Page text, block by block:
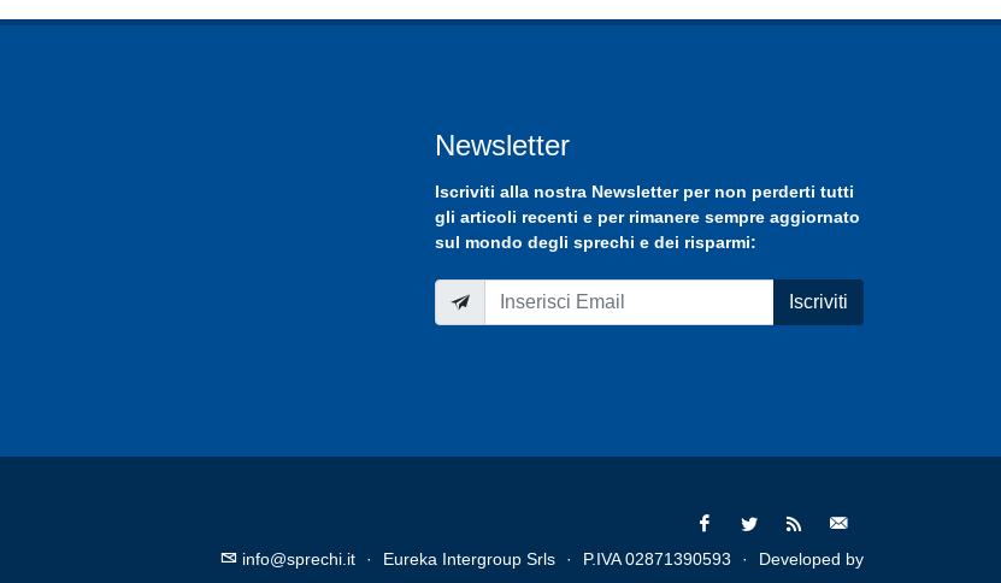
Newsletter
Iscriviti alla nostra Newsletterper non perderti tutti
gli articoli recenti e per rimanere sempre aggiornato
sul mondo degli sprechi e dei risparmi:
Iscriviti
info@sprechi.it · Eureka Intergroup Srls · P.IVA 02871390593 ·
Developed by